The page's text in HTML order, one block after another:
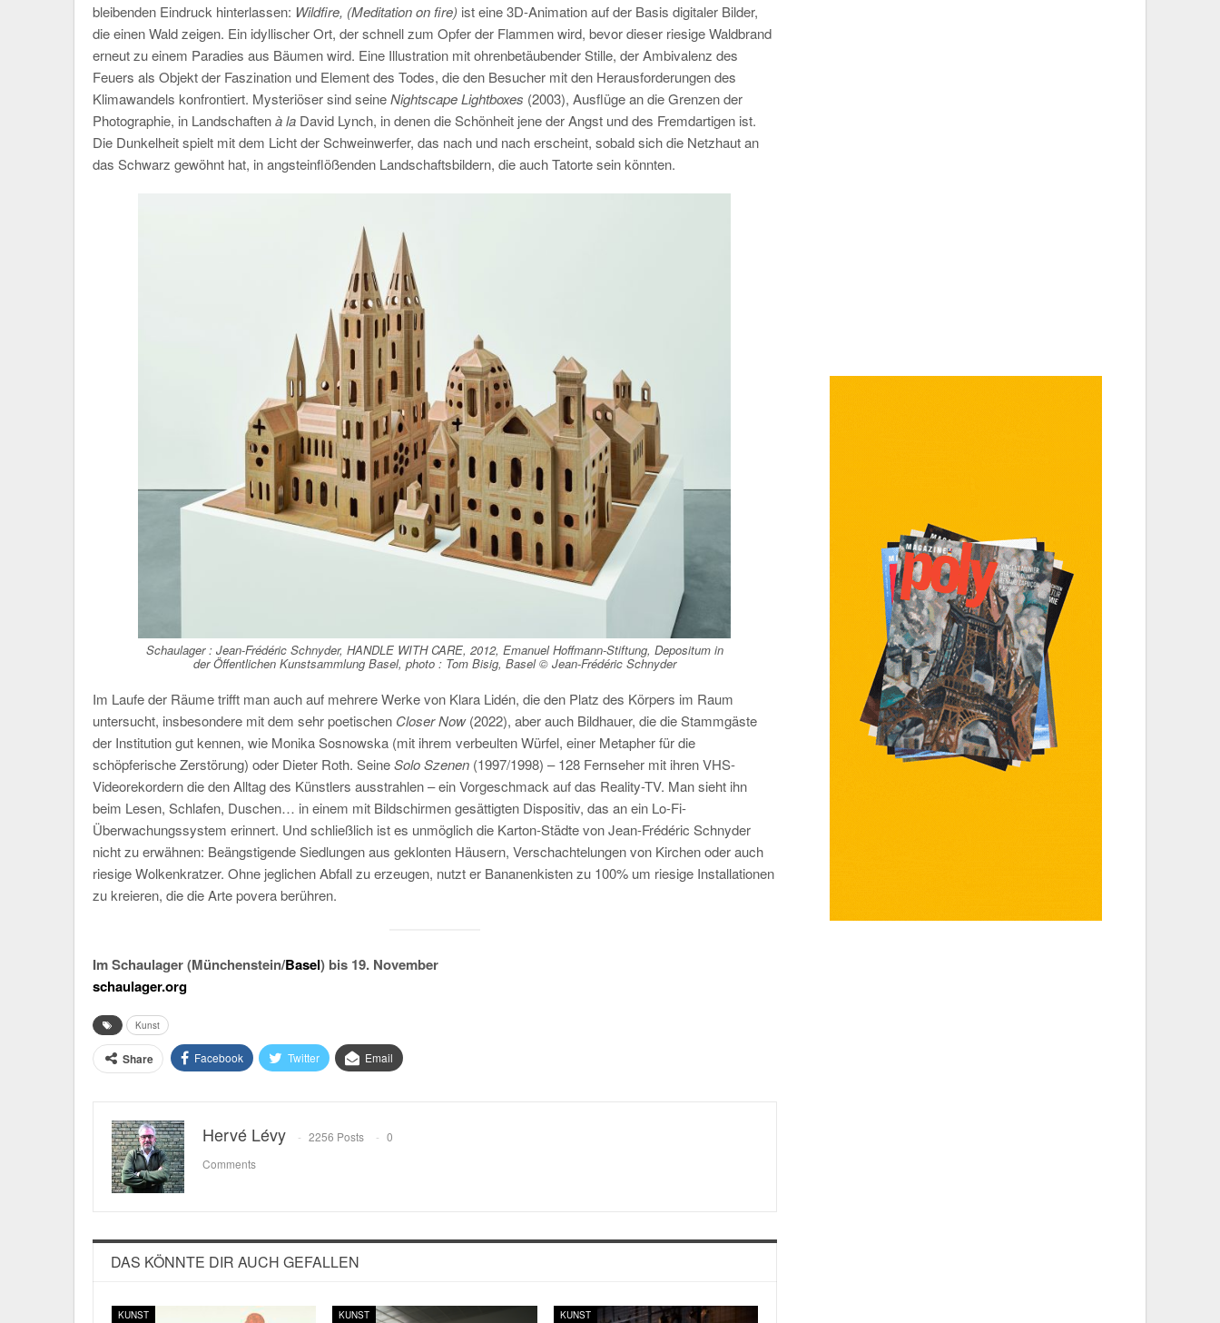
bleibenden Eindruck hinterlassen: Wildfire, (Meditation on fire) ist eine 3D-Animation auf der Basis digitaler Bilder,
die einen Wald zeigen. Ein idyllischer Ort, der schnell zum Opfer der Flammen wird, bevor dieser riesige Waldbrand
erneut zu einem Paradies aus Bäumen wird. Eine Illustration mit ohrenbetäubender Stille, der Ambivalenz des
Feuers als Objekt der Faszination und Element des Todes, die den Besucher mit den Herausforderungen des
Klimawandels konfrontiert. Mysteriöser sind seineNightscape Lightboxes (2003), Ausflüge an die Grenzen der
Photographie, in Landschaftenà la David Lynch, in denen die Schönheit jene der Angst und des Fremdartigen ist.
Die Dunkelheit spielt mit dem Licht der Schweinwerfer, das nach und nach erscheint, sobald sich die Netzhaut an
das Schwarz gewöhnt hat, in angsteinflößenden Landschaftsbildern, die auch Tatorte sein könnten.
Schaulager : Jean-Frédéric Schnyder, HANDLE WITH CARE, 2012, Emanuel Hoffmann-Stiftung, Depositum in
der Öffentlichen Kunstsammlung Basel, photo : Tom Bisig, Basel © Jean-Frédéric Schnyder
Im Laufe der Räume trifft man auch auf mehrere Werke von Klara Lidén, die den Platz des Körpers im Raum
untersucht, insbesondere mit dem sehr poetischen Closer Now(2022), aber auch Bildhauer, die die Stammgäste
der Institution gut kennen, wie Monika Sosnowska (mit ihrem verbeulten Würfel, einer Metapher für die
schöpferische Zerstörung) oder Dieter Roth. SeineSolo Szenen (1997/1998) – 128 Fernseher mit ihren VHS-
Videorekordern die den Alltag des Künstlers ausstrahlen – ein Vorgeschmack auf das Reality-TV. Man sieht ihn
beim Lesen, Schlafen, Duschen… in einem mit Bildschirmen gesättigten Dispositiv, das an ein Lo-Fi-
Überwachungssystem erinnert. Und schließlich ist es unmöglich die Karton-Städte von Jean-Frédéric Schnyder
nicht zu erwähnen: Beängstigende Siedlungen aus geklonten Häusern, Verschachtelungen von Kirchen oder auch
riesige Wolkenkratzer. Ohne jeglichen Abfall zu erzeugen, nutzt er Bananenkisten zu 100% um riesige Installationen
zu kreieren, die die Arte povera berühren.
Im Schaulager (Münchenstein/Basel) bis 19. November
schaulager.org
Kunst
Share Facebook Twitter Email
Hervé Lévy 2256 Posts
0
Comments
DAS KÖNNTE DIR AUCH GEFALLEN
KUNST KUNST KUNST